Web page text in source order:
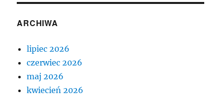
ARCHIWA
lipiec 2026
czerwiec 2026
maj 2026
kwiecień 2026